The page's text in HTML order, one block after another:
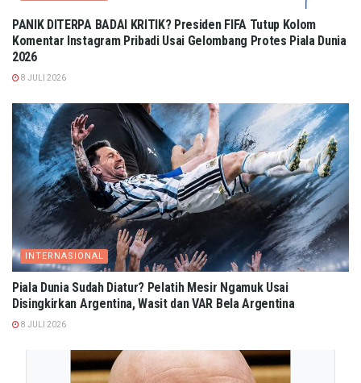
PANIK DITERPA BADAI KRITIK? Presiden FIFA Tutup Kolom
Komentar Instagram Pribadi Usai Gelombang Protes Piala Dunia
2026
8 JULI 2026
INTERNASIONAL
Piala Dunia Sudah Diatur? Pelatih Mesir Ngamuk Usai
Disingkirkan Argentina, Wasit dan VAR Bela Argentina
8 JULI 2026